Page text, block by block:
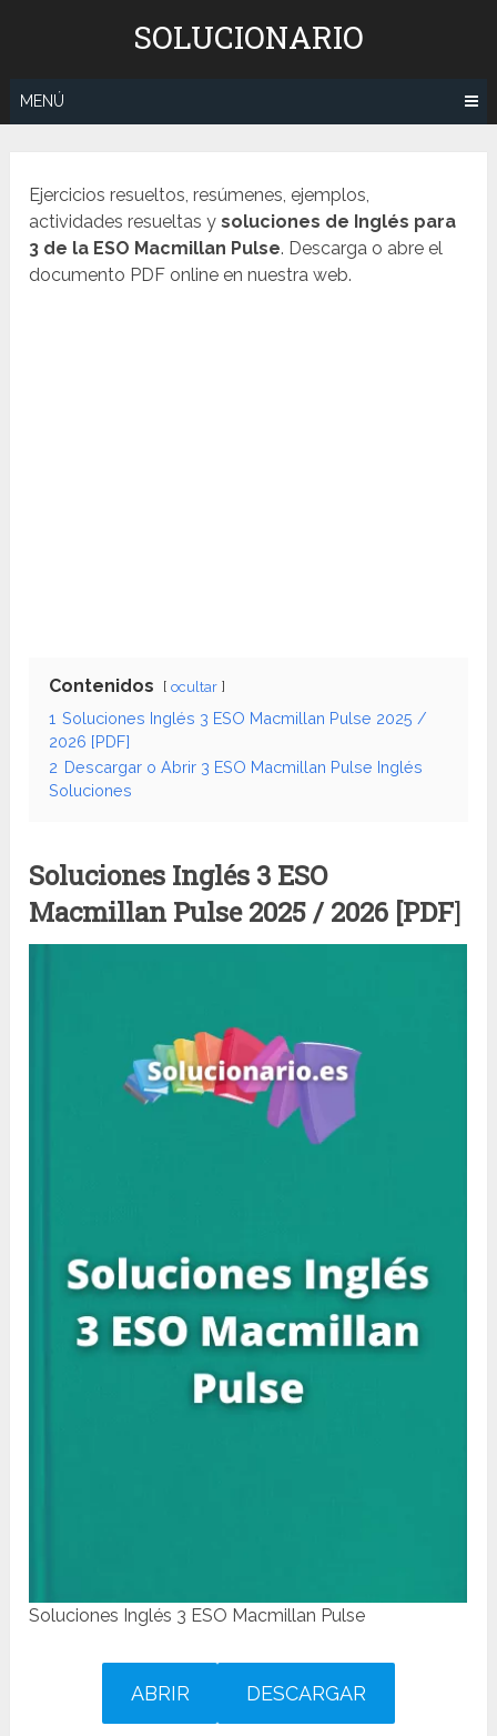
SOLUCIONARIO
MENÚ
Ejercicios resueltos, resúmenes, ejemplos,
actividades resueltas ysoluciones de Inglés para
3 de la ESO Macmillan Pulse. Descarga o abre el
documento PDF online en nuestra web.
Contenidos ocultar
1 Soluciones Inglés 3 ESO Macmillan Pulse 2025 /
2026 [PDF]
2 Descargar o Abrir 3 ESO Macmillan Pulse Inglés
Soluciones
Soluciones Inglés 3 ESO
Macmillan Pulse 2025 / 2026 [PDF]
Soluciones Inglés 3 ESO Macmillan Pulse
ABRIR DESCARGAR